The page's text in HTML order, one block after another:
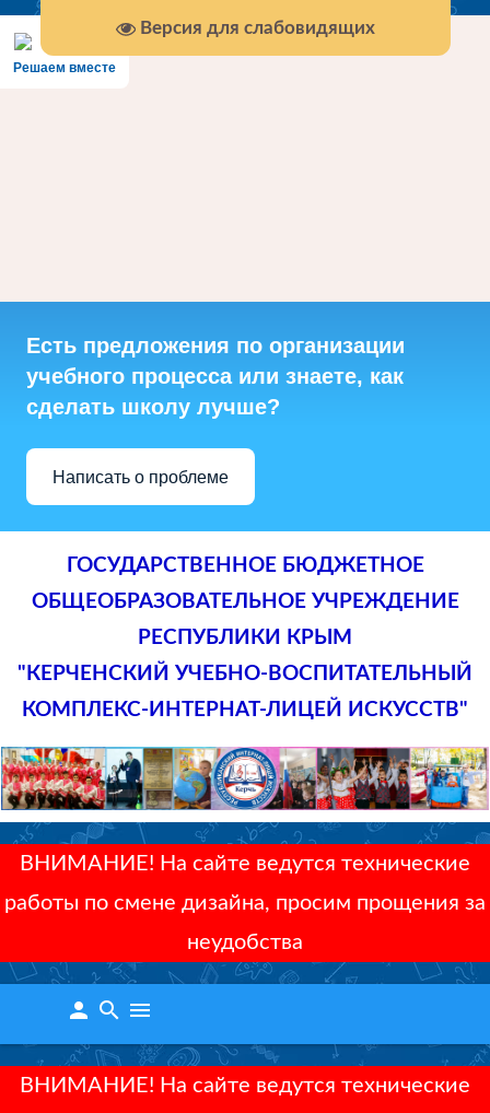
Версия для слабовидящих
Решаем вместе
Есть предложения по организации
учебного процесса или знаете, как
сделать школу лучше?
Написать о проблеме
ГОСУДАРСТВЕННОЕ БЮДЖЕТНОЕ
ОБЩЕОБРАЗОВАТЕЛЬНОЕ УЧРЕЖДЕНИЕ
РЕСПУБЛИКИ КРЫМ
"КЕРЧЕНСКИЙ УЧЕБНО-ВОСПИТАТЕЛЬНЫЙ
КОМПЛЕКС-ИНТЕРНАТ-ЛИЦЕЙ ИСКУССТВ"
ВНИМАНИЕ! На сайте ведутся технические
работы по смене дизайна, просим прощения за
неудобства
person search menu
ВНИМАНИЕ! На сайте ведутся технические